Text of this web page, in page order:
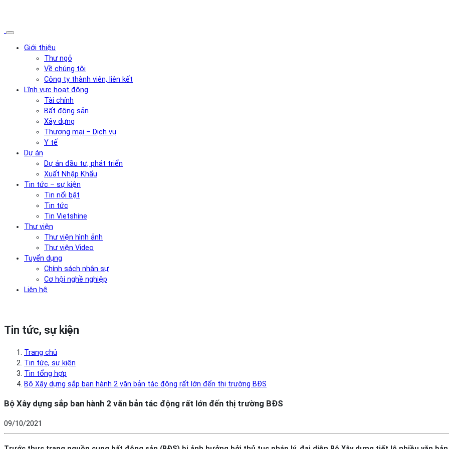
Giới thiệu
Thư ngỏ
Về chúng tôi
Công ty thành viên, liên kết
Lĩnh vực hoạt động
Tài chính
Bất động sản
Xây dựng
Thương mại – Dịch vụ
Y tế
Dự án
Dự án đầu tư, phát triển
Xuất Nhập Khẩu
Tin tức – sự kiện
Tin nổi bật
Tin tức
Tin Vietshine
Thư viện
Thư viện hình ảnh
Thư viện Video
Tuyển dụng
Chính sách nhân sự
Cơ hội nghề nghiệp
Liên hệ
Tin tức, sự kiện
Trang chủ
Tin tức, sự kiện
Tin tổng hợp
Bộ Xây dựng sắp ban hành 2 văn bản tác động rất lớn đến thị trường BĐS
Bộ Xây dựng sắp ban hành 2 văn bản tác động rất lớn đến thị trường BĐS
09/10/2021